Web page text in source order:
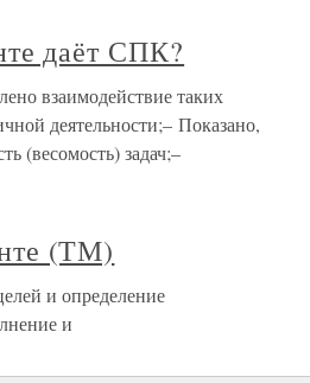
даёт СПК?
взаимодействие таких
деятельности;– Показано,
(весомость) задач;–
(ТМ)
и определение
и